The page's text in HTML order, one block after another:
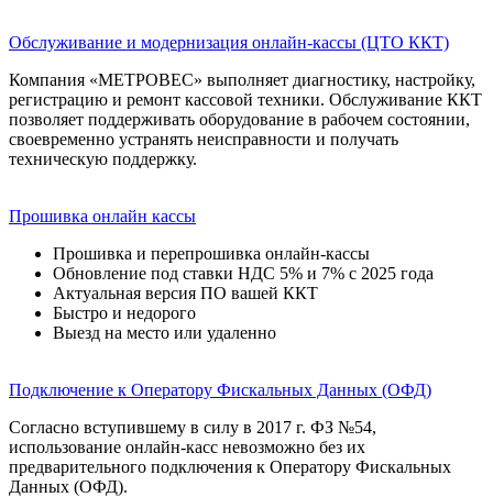
Обслуживание и модернизация онлайн-кассы (ЦТО ККТ)
Компания «МЕТРОВЕС» выполняет диагностику, настройку,
регистрацию и ремонт кассовой техники. Обслуживание ККТ
позволяет поддерживать оборудование в рабочем состоянии,
своевременно устранять неисправности и получать
техническую поддержку.
Прошивка онлайн кассы
Прошивка и перепрошивка онлайн-кассы
Обновление под ставки НДС 5% и 7% с 2025 года
Актуальная версия ПО вашей ККТ
Быстро и недорого
Выезд на место или удаленно
Подключение к Оператору Фискальных Данных (ОФД)
Согласно вступившему в силу в 2017 г. ФЗ №54,
использование онлайн-касс невозможно без их
предварительного подключения к Оператору Фискальных
Данных (ОФД).